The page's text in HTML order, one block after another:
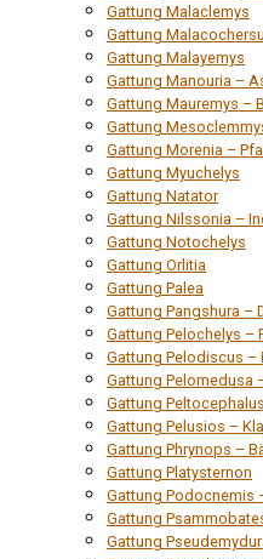
Gattung Malaclemys
Gattung
Gattung Malayemys
Gattung Manouria –
Gattung Mauremys –
Gattung
Gattung Morenia –
Gattung Myuchelys
Gattung Natator
Gattung Nilssonia –
Gattung Notochelys
Gattung Orlitia
Gattung Palea
Gattung Pangshura –
Gattung Pelochelys –
Gattung Pelodiscus –
Gattung Pelomedusa
Gattung Peltocephalus
Gattung Pelusios –
Gattung Phrynops –
Gattung Platysternon
Gattung Podocnemis
Gattung
Gattung